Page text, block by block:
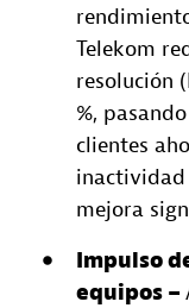
Telekom
resolución
%,
clientes
inactividad
mejora
Impulso
equipos –